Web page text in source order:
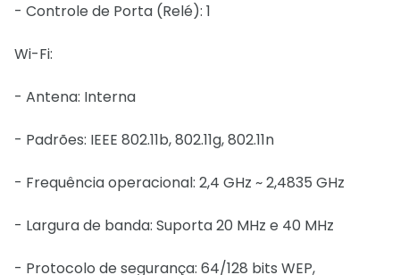
- Controle de Porta (Relé): 1
Wi-Fi:
- Antena: Interna
- Padrões: IEEE 802.11b, 802.11g, 802.11n
- Frequência operacional: 2,4 GHz ~ 2,4835 GHz
- Largura de banda: Suporta 20 MHz e 40 MHz
- Protocolo de segurança: 64/128 bits WEP,